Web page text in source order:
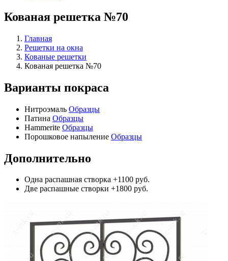
Кованая решетка №70
Главная
Решетки на окна
Кованые решетки
Кованая решетка №70
Варианты покраса
Нитроэмаль Образцы
Патина Образцы
Hammerite Образцы
Порошковое напыление Образцы
Дополнительно
Одна распашная створка +1100 руб.
Две распашные створки +1800 руб.